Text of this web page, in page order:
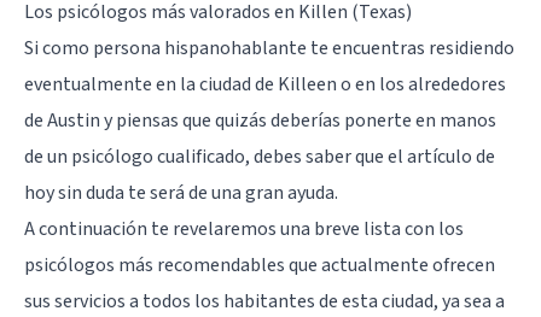
Los psicólogos más valorados en Killen (Texas)
Si como persona hispanohablante te encuentras residiendo
eventualmente en la ciudad de Killeen o en los alrededores
deAustiny piensas que quizás deberías ponerte en manos
de un psicólogo cualificado, debes saber que el artículo de
hoy sin duda te será de una gran ayuda.
A continuación te revelaremos una breve lista con los
psicólogos más recomendables que actualmente ofrecen
sus servicios a todos los habitantes de esta ciudad, ya sea a